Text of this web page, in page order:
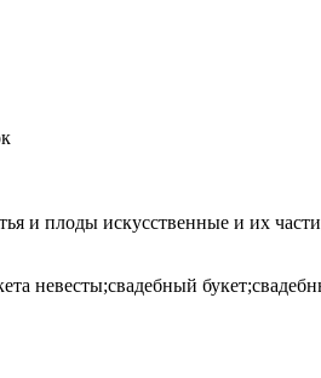
и плоды искусственные и их
невесты;свадебный